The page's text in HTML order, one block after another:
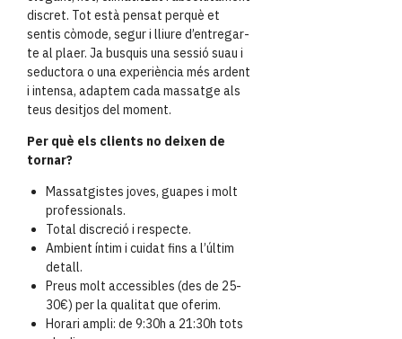
discret. Tot està pensat perquè et
sentis còmode, segur i lliure d’entregar-
te al plaer. Ja busquis una sessió suau i
seductora o una experiència més ardent
i intensa, adaptem cada massatge als
teus desitjos del moment.
Per què els clients no deixen de
tornar?
Massatgistes joves, guapes i molt
professionals.
Total discreció i respecte.
Ambient íntim i cuidat fins a l’últim
detall.
Preus molt accessibles (des de 25-
30€) per la qualitat que oferim.
Horari ampli: de 9:30h a 21:30h tots